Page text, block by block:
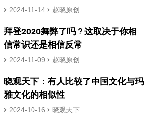
2024-11-14 赵晓原创
拜登2020舞弊了吗？这取决于你相
信常识还是相信反常
2024-11-09 赵晓原创
晓观天下：有人比较了中国文化与玛
雅文化的相似性
2024-10-16 晓观天下